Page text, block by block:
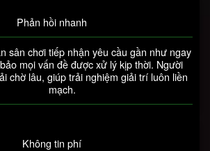
Phản hồi nhanh
sân chơi tiếp nhận yêu cầu gần như ngay
mọi vấn đề được xử lý kịp thời. Người
chờ lâu, giúp trải nghiệm giải trí luôn liền
mạch.
Không tin phí